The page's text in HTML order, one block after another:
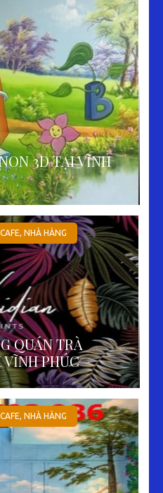
3D TẠI VĨNH
NHÀ HÀNG
QUÁN TRÀ
PHÚC
NHÀ HÀNG